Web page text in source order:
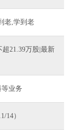
老,学到老
21.39万股|最新
业务
14）